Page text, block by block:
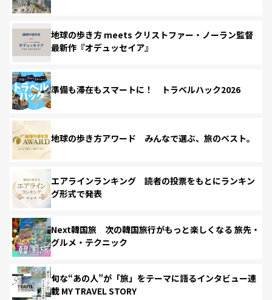
地球の歩き方 meets クリストファー・ノーラン監督
最新作『オデュッセイア』
準備も滞在もスマートに！ トラベルハック2026
地球の歩き方アワード みんなで選ぶ、旅のベスト。
エアラインランキング 読者の投票をもとにランキン
グ形式で発表
Next韓国旅 次の韓国旅行がもっと楽しくなる 旅先・
グルメ・テクニック
旬な“あの人”が「旅」をテーマに語るインタビュー連
載 MY TRAVEL STORY